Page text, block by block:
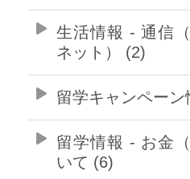
生活情報 - 通信
ネット） (2)
留学キャンペーン
留学情報 - お金
いて (6)